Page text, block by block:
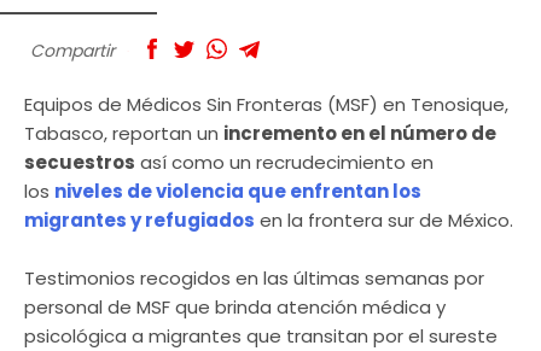
Compartir
Equipos de Médicos Sin Fronteras (MSF) en Tenosique,
Tabasco, reportan un incremento en el número de
secuestros así como un recrudecimiento en
los niveles de violencia que enfrentan los
migrantes y refugiados en la frontera sur de México.
Testimonios recogidos en las últimas semanas por
personal de MSF que brinda atención médica y
psicológica a migrantes que transitan por el sureste